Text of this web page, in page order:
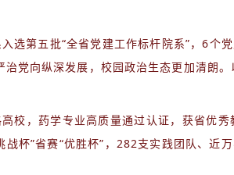
选第五批“全省党建工作标杆院系”，6个
党向纵深发展，校园政治生态更加清朗
校，药学专业高质量通过认证，获省优
杯”省赛“优胜杯”，282支实践团队、近